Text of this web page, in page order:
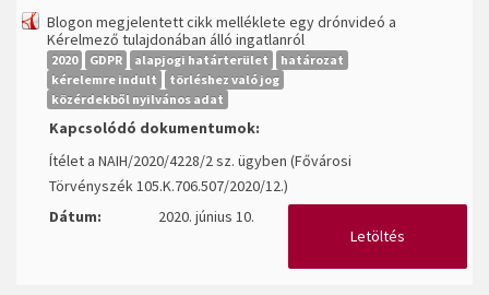
Blogon megjelentett cikk melléklete egy drónvideó a
Kérelmező tulajdonában álló ingatlanról
2020 GDPR alapjogi határterület
határozat
kérelemre indult
törléshez való jog
közérdekből nyilvános adat
Kapcsolódó dokumentumok:
Ítélet a NAIH/2020/4228/2 sz. ügyben (Fővárosi
Törvényszék 105.K.706.507/2020/12.)
Dátum:
2020. június 10.
Letöltés